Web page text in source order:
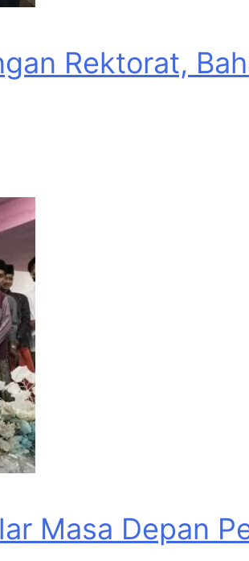
Rektorat,
Masa Depan